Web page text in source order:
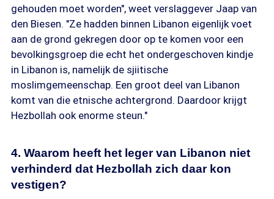
gehouden moet worden", weet verslaggever Jaap van
den Biesen. "Ze hadden binnen Libanon eigenlijk voet
aan de grond gekregen door op te komen voor een
bevolkingsgroep die echt het ondergeschoven kindje
in Libanon is, namelijk de sjiitische
moslimgemeenschap. Een groot deel van Libanon
komt van die etnische achtergrond. Daardoor krijgt
Hezbollah ook enorme steun."
4. Waarom heeft het leger van Libanon niet
verhinderd dat Hezbollah zich daar kon
vestigen?